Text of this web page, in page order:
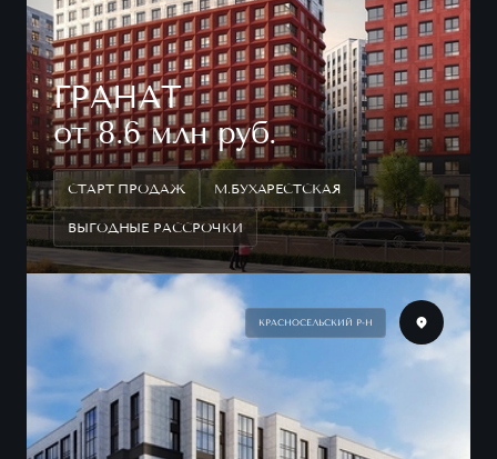
ГРАНАТ
от 8.6 млн руб.
СТАРТ ПРОДАЖ М.БУХАРЕСТСКАЯ
ВЫГОДНЫЕ РАССРОЧКИ
КРАСНОСЕЛЬСКИЙ Р-Н